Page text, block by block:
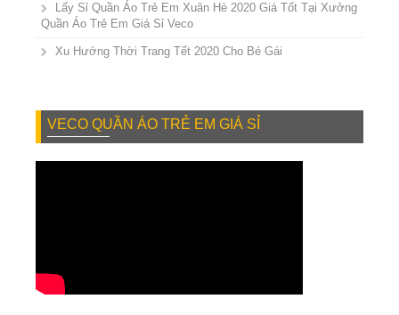
Lấy Sỉ Quần Áo Trẻ Em Xuân Hè 2020 Giá Tốt Tại Xưởng
Quần Áo Trẻ Em Giá Sỉ Veco
Xu Hướng Thời Trang Tết 2020 Cho Bé Gái
VECO QUẦN ÁO TRẺ EM GIÁ SỈ